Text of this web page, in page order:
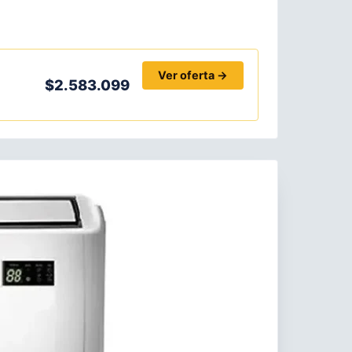
$2.583.099
Ver oferta →